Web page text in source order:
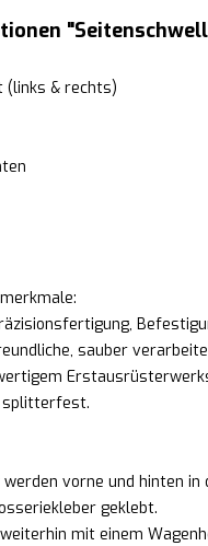
(links & rechts)
sauber
splitterfest.
vorne und hinten
geklebt.
mit einem